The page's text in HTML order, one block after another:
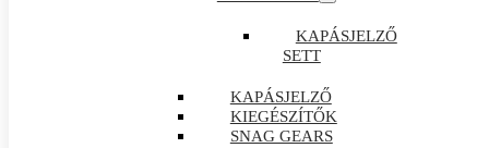
KAPÁSJELZŐ
SETT
KAPÁSJELZŐ
KIEGÉSZÍTŐK
SNAG GEARS